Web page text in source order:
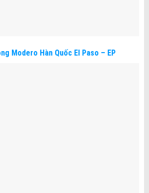
Modero Hàn Quốc El Paso – EP